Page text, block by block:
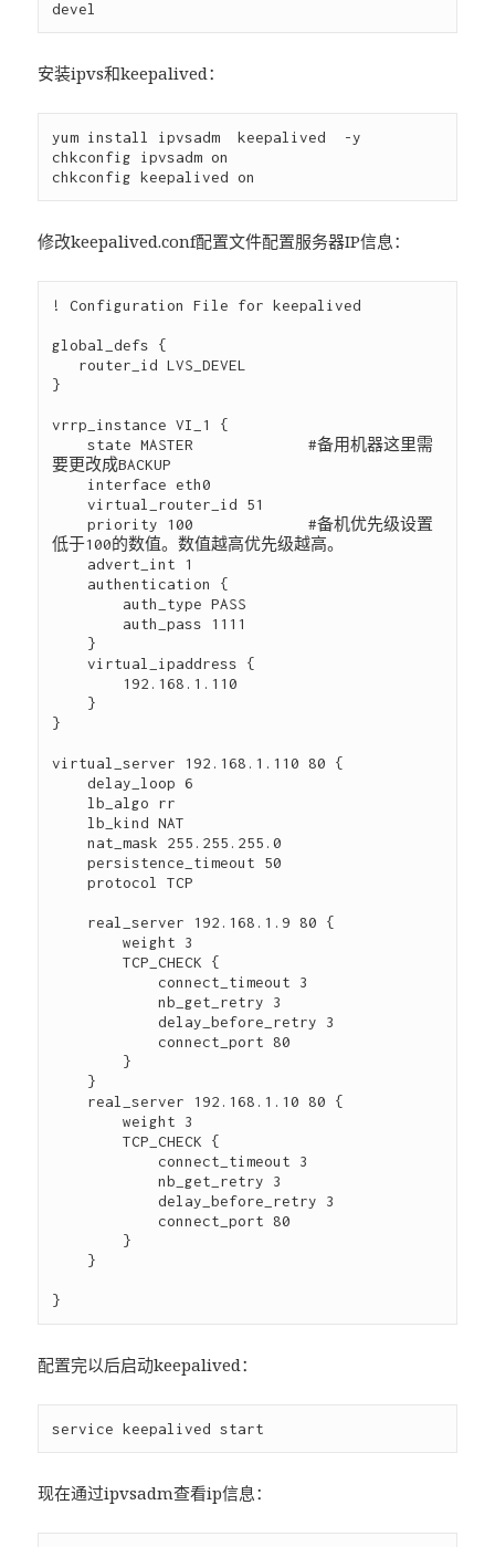
安装ipvs和keepalived：
yum install ipvsadm  keepalived  -y
chkconfig ipvsadm on
修改keepalived.conf配置文件配置服务器IP信息：
! Configuration File for keepalived
global_defs {
}
vrrp_instance VI_1 {
    state MASTER             #备用机器这里需
要更改成BACKUP
    virtual_router_id 51
    priority 100             #备机优先级设置
低于100的数值。数值越高优先级越高。
    virtual_ipaddress {
}
virtual_server 192.168.1.110 80 {
    delay_loop 6
    nat_mask 255.255.255.0
    persistence_timeout 50
    protocol TCP
        weight 3
        TCP_CHECK {
            nb_get_retry 3
            delay_before_retry 3
        weight 3
        TCP_CHECK {
            nb_get_retry 3
            delay_before_retry 3
配置完以后启动keepalived：
现在通过ipvsadm查看ip信息：